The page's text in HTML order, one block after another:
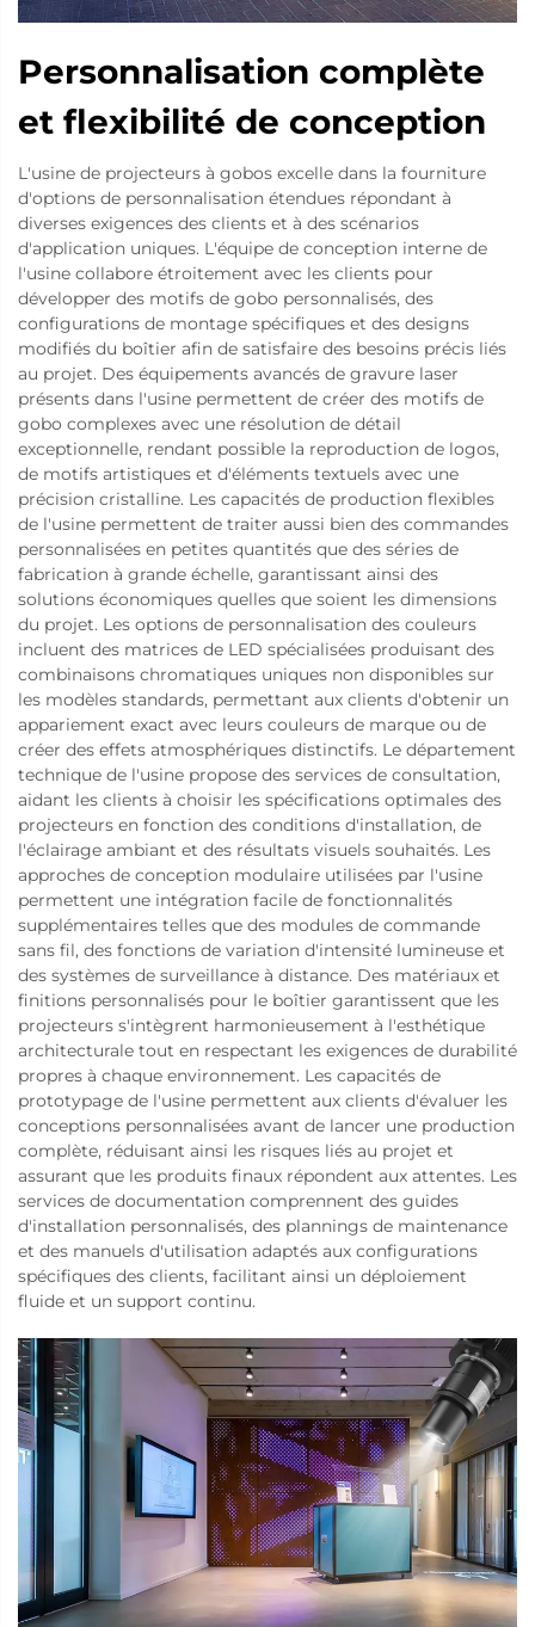
Personnalisation complète
et flexibilité de conception
L'usine de projecteurs à gobos excelle dans la fourniture
d'options de personnalisation étendues répondant à
diverses exigences des clients et à des scénarios
d'application uniques. L'équipe de conception interne de
l'usine collabore étroitement avec les clients pour
développer des motifs de gobo personnalisés, des
configurations de montage spécifiques et des designs
modifiés du boîtier afin de satisfaire des besoins précis liés
au projet. Des équipements avancés de gravure laser
présents dans l'usine permettent de créer des motifs de
gobo complexes avec une résolution de détail
exceptionnelle, rendant possible la reproduction de logos,
de motifs artistiques et d'éléments textuels avec une
précision cristalline. Les capacités de production flexibles
de l'usine permettent de traiter aussi bien des commandes
personnalisées en petites quantités que des séries de
fabrication à grande échelle, garantissant ainsi des
solutions économiques quelles que soient les dimensions
du projet. Les options de personnalisation des couleurs
incluent des matrices de LED spécialisées produisant des
combinaisons chromatiques uniques non disponibles sur
les modèles standards, permettant aux clients d'obtenir un
appariement exact avec leurs couleurs de marque ou de
créer des effets atmosphériques distinctifs. Le département
technique de l'usine propose des services de consultation,
aidant les clients à choisir les spécifications optimales des
projecteurs en fonction des conditions d'installation, de
l'éclairage ambiant et des résultats visuels souhaités. Les
approches de conception modulaire utilisées par l'usine
permettent une intégration facile de fonctionnalités
supplémentaires telles que des modules de commande
sans fil, des fonctions de variation d'intensité lumineuse et
des systèmes de surveillance à distance. Des matériaux et
finitions personnalisés pour le boîtier garantissent que les
projecteurs s'intègrent harmonieusement à l'esthétique
architecturale tout en respectant les exigences de durabilité
propres à chaque environnement. Les capacités de
prototypage de l'usine permettent aux clients d'évaluer les
conceptions personnalisées avant de lancer une production
complète, réduisant ainsi les risques liés au projet et
assurant que les produits finaux répondent aux attentes. Les
services de documentation comprennent des guides
d'installation personnalisés, des plannings de maintenance
et des manuels d'utilisation adaptés aux configurations
spécifiques des clients, facilitant ainsi un déploiement
fluide et un support continu.